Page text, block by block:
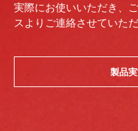
実際にお使いいただき、
スよりご連絡させていただ
製品